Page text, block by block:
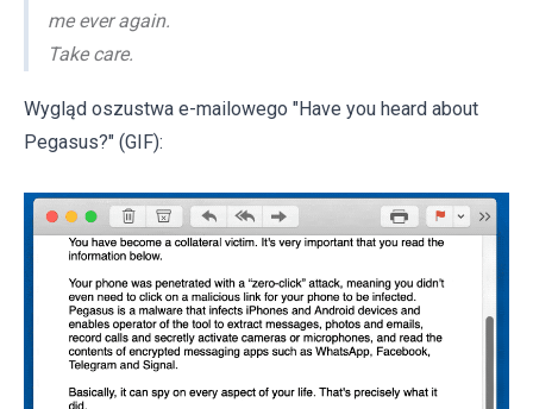
me ever again.
Take care.
Wygląd oszustwa e-mailowego "Have you heard about
Pegasus?" (GIF):